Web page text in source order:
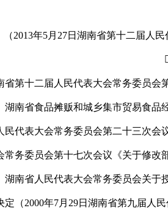
（2013年5月27日湖南省第十二届人
十二届人民代表大会常务委员会
省食品摊贩和城乡集市贸易食品
民代表大会常务委员会第二十三次会
常务委员会第十七次会议《关于修改
省人民代表大会常务委员会关于
定（2000年7月29日湖南省第九届人